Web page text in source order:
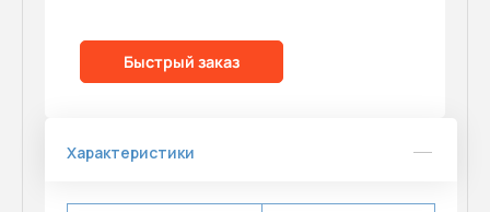
Быстрый заказ
Характеристики